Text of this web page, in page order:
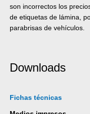
son incorrectos los
de etiquetas de lámina,
parabrisas de vehículos.
Downloads
Fichas técnicas